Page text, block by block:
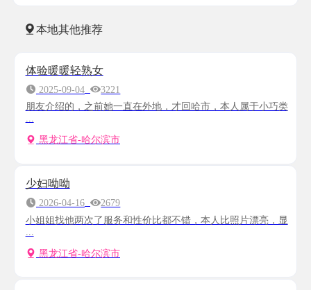
本地其他推荐
体验暖暖轻熟女
2025-09-04
3221
朋友介绍的，之前她一直在外地，才回哈市，本人属于小巧类
...
黑龙江省-哈尔滨市
少妇呦呦
2026-04-16
2679
小姐姐找他两次了服务和性价比都不错，本人比照片漂亮，显
黑龙江省-哈尔滨市